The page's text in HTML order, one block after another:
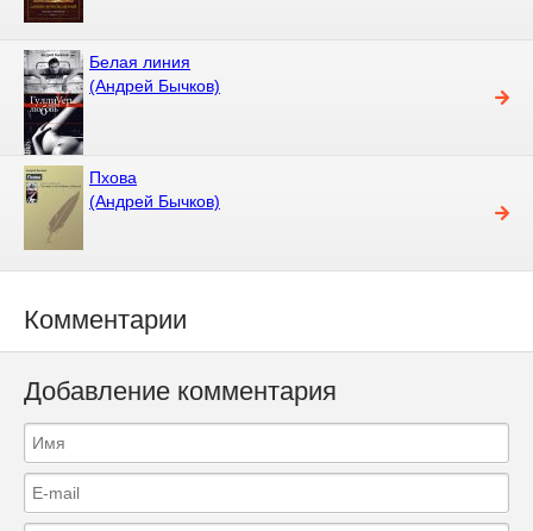
Белая линия
(Андрей Бычков)
Пхова
(Андрей Бычков)
Комментарии
Добавление комментария